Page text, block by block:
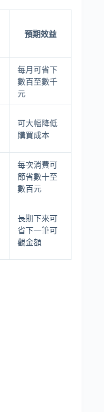
預期效益
每月可省下
數百至數千
元
可大幅降低
購買成本
每次消費可
節省數十至
數百元
長期下來可
省下一筆可
觀金額